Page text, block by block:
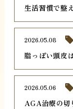
生活習慣で整
脂っぽい頭皮
2026.05.08
AGA治療の切
2026.05.06